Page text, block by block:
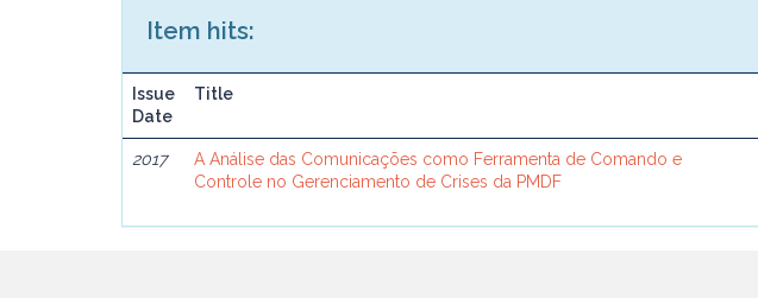
Item hits:
Issue
Date
Title
2017
A Análise das Comunicações como Ferramenta de Comando e
Controle no Gerenciamento de Crises da PMDF